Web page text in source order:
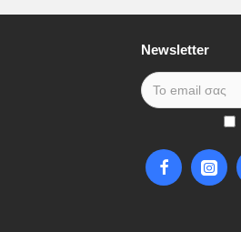
Newsletter